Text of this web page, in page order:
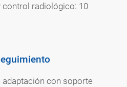
control radiológico: 10
adaptación con soporte